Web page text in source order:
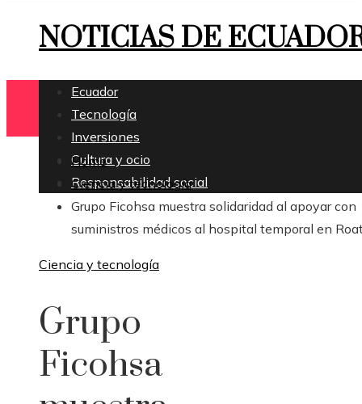
NOTICIAS DE
Ecuador
Tecnología
Inversiones
Cultura y ocio
Responsabilidad social
Home
Ciencia y tecnología
Grupo Ficohsa muestra solidaridad al apoyar con
suministros médicos al hospital temporal en
Ciencia y tecnología
Grupo
Ficohsa